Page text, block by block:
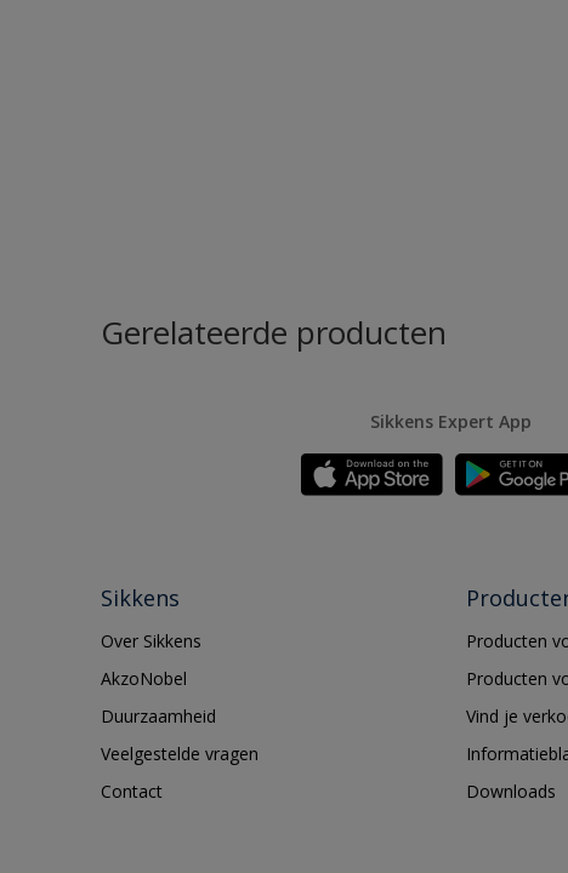
Gerelateerde producten
Sikkens Expert App
Sikkens
Over Sikkens
AkzoNobel
Duurzaamheid
Veelgestelde vragen
Contact
Producten
Producten
Vind je
Downloads